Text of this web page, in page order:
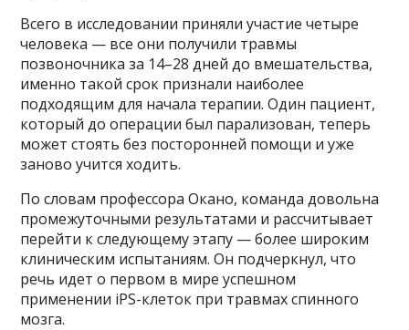
Всего в исследовании приняли участие четыре
человека — все они получили травмы
позвоночника за 14–28 дней до вмешательства,
именно такой срок признали наиболее
подходящим для начала терапии. Один пациент,
который до операции был парализован, теперь
может стоять без посторонней помощи и уже
заново учится ходить.
По словам профессора Окано, команда довольна
промежуточными результатами и рассчитывает
перейти к следующему этапу — более широким
клиническим испытаниям. Он подчеркнул, что
речь идет о первом в мире успешном
применении iPS-клеток при травмах спинного
мозга.